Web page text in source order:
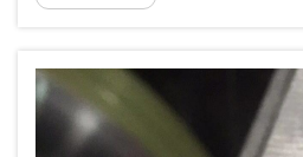
verkfræði...